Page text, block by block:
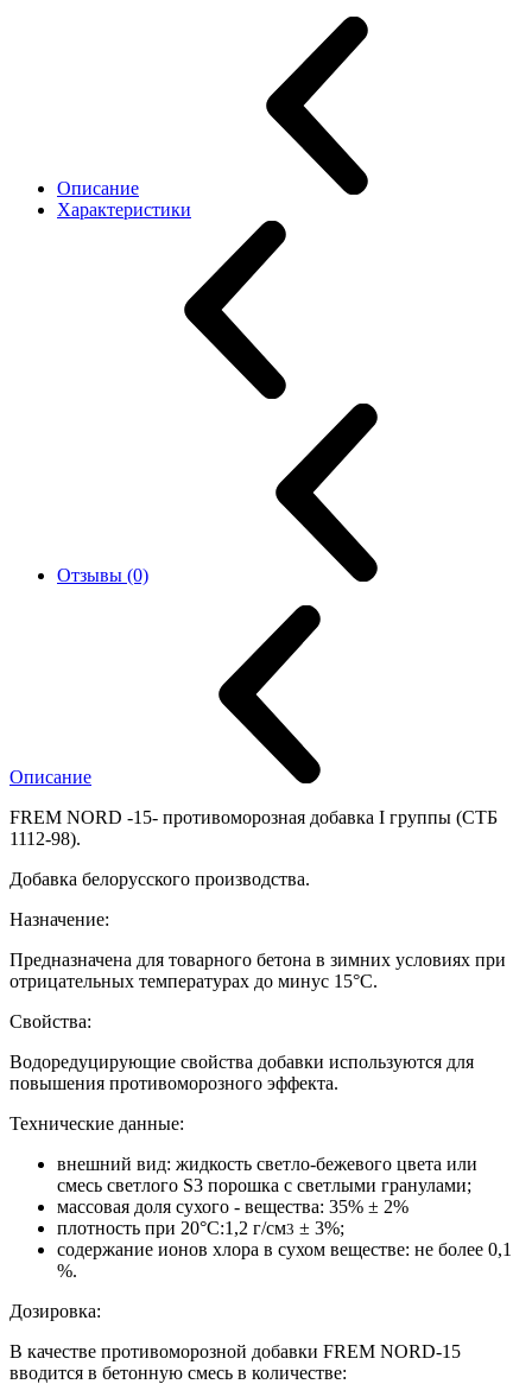
Описание
Характеристики
Отзывы (0)
Описание
FREM NORD -15- противоморозная добавка I группы (СТБ
1112-98).
Добавка белорусского производства.
Назначение:
Предназначена для товарного бетона в зимних условиях при
отрицательных температурах до минус 15°С.
Свойства:
Водоредуцирующие свойства добавки используются для
повышения противоморозного эффекта.
Технические данные:
внешний вид: жидкость светло-бежевого цвета или
смесь светлого S3 порошка с светлыми гранулами;
массовая доля сухого - вещества: 35% ± 2%
плотность при 20°С:1,2 г/см3 ± 3%;
содержание ионов хлора в сухом веществе: не более 0,1
%.
Дозировка:
В качестве противоморозной добавки FREM NORD-15
вводится в бетонную смесь в количестве: